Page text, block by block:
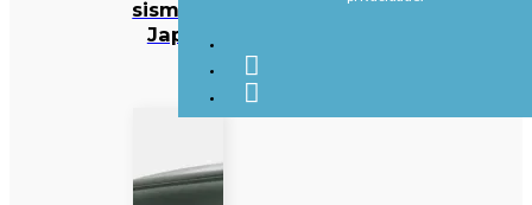
sismo no
Japão